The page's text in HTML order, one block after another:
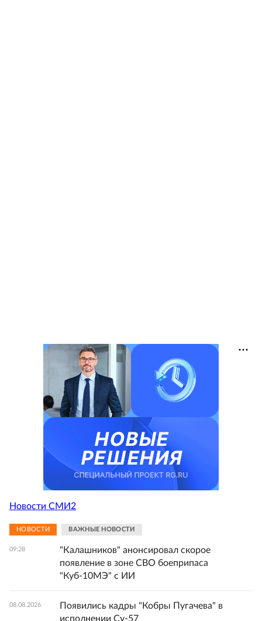
Новости СМИ2
НОВОСТИ ВАЖНЫЕ НОВОСТИ
09:28
"Калашников" анонсировал скорое
появление в зоне СВО боеприпаса
"Куб-10МЭ" с ИИ
08.08.2026
Появились кадры "Кобры Пугачева" в
исполнении Су-57